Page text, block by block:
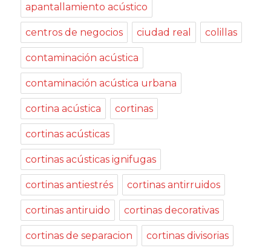
apantallamiento acústico
centros de negocios ciudad real colillas
contaminación acústica
contaminación acústica urbana
cortina acústica cortinas
cortinas acústicas
cortinas acústicas ignifugas
cortinas antiestrés cortinas antirruidos
cortinas antiruido cortinas decorativas
cortinas de separacion cortinas divisorias